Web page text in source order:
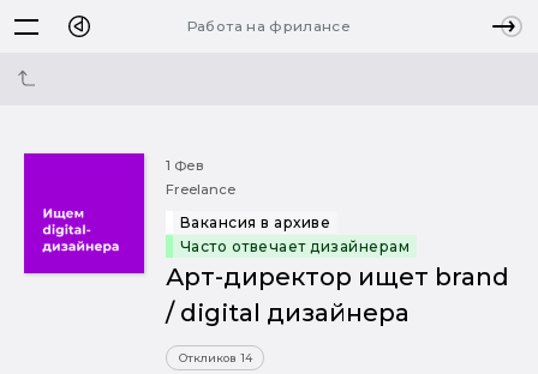
Работа на фрилансе
1 Фев
Freelance
Вакансия в архиве
Часто отвечает дизайнерам
Арт-директор ищет brand
/ digital дизайнера
Откликов 14